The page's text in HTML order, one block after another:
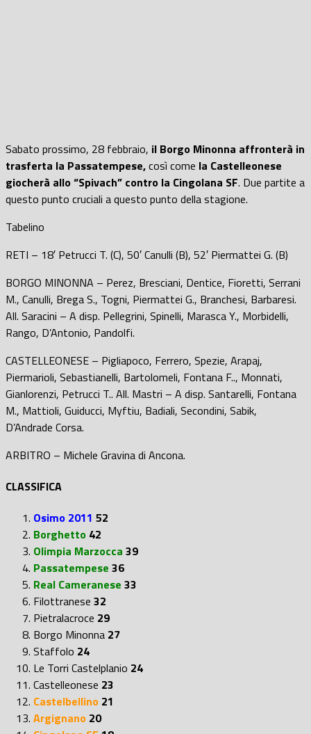
Sabato prossimo, 28 febbraio, il Borgo Minonna affronterà in
trasferta la Passatempese,così come la Castelleonese
giocherà allo “Spivach” contro la Cingolana SF. Due partite a
questo punto cruciali a questo punto della stagione.
Tabelino
RETI – 18′ Petrucci T. (C), 50′ Canulli (B), 52′ Piermattei G. (B)
BORGO MINONNA – Perez, Bresciani, Dentice, Fioretti, Serrani
M., Canulli, Brega S., Togni, Piermattei G., Branchesi, Barbaresi.
All. Saracini – A disp. Pellegrini, Spinelli, Marasca Y., Morbidelli,
Rango, D’Antonio, Pandolfi.
CASTELLEONESE – Pigliapoco, Ferrero, Spezie, Arapaj,
Piermarioli, Sebastianelli, Bartolomeli, Fontana F.., Monnati,
Gianlorenzi, Petrucci T.. All. Mastri – A disp. Santarelli, Fontana
M., Mattioli, Guiducci, Myftiu, Badiali, Secondini, Sabik,
D’Andrade Corsa.
ARBITRO – Michele Gravina di Ancona.
CLASSIFICA
Osimo 2011 52
Borghetto 42
Olimpia Marzocca 39
Passatempese 36
Real Cameranese 33
Filottranese 32
Pietralacroce 29
Borgo Minonna 27
Staffolo 24
Le Torri Castelplanio 24
Castelleonese 23
Castelbellino 21
Argignano 20